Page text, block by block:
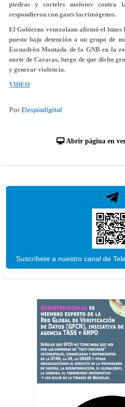
piedras y cocteles molotov contra
respondieron con gases lacrimógenos.
El Gobierno venezolano afirmó el
puesto bajo detención a un grupo de
Escuadrón Montado de la GNB en la
norte de Caracas, luego de que dicho
y generar violencia.
VIDEO
PorElespiadigital
Abrir página en
Suscríbete a nuestro canal de